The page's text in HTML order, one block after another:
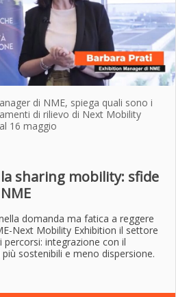
di NME, spiega quali sono i
di rilievo di Next Mobility
16 maggio
sharing mobility: sfide
domanda ma fatica a reggere
Next Mobility Exhibition il settore
integrazione con il
sostenibili e meno dispersione.